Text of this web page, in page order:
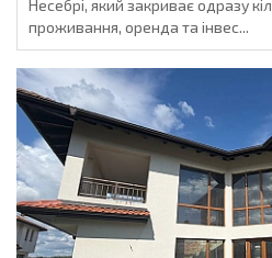
Несебрі, який закриває одразу
проживання, оренда та інвес...